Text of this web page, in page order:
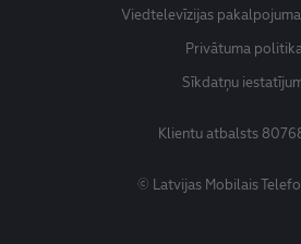
Viedtelevīzijas
Privātuma
Sīkdatņu
Klientu atbalsts
© Latvijas Mobilais